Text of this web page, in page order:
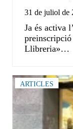
31 de juliol de
Ja és activa
Llibreria»…
ARTICLES